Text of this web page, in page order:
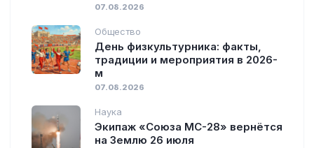
07.08.2026
Общество
День физкультурника: факты,
традиции и мероприятия в 2026-
м
07.08.2026
Наука
Экипаж «Союза МС-28» вернётся
на Землю 26 июля